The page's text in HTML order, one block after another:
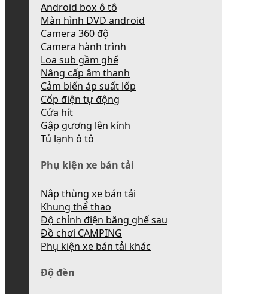
Android box ô tô
Màn hình DVD android
Camera 360 độ
Camera hành trình
Loa sub gầm ghế
Nâng cấp âm thanh
Cảm biến áp suất lốp
Cốp điện tự động
Cửa hít
Gập gương lên kính
Tủ lạnh ô tô
Phụ kiện xe bán tải
Nắp thùng xe bán tải
Khung thể thao
Độ chỉnh điện băng ghế sau
Đồ chơi CAMPING
Phụ kiện xe bán tải khác
Độ đèn